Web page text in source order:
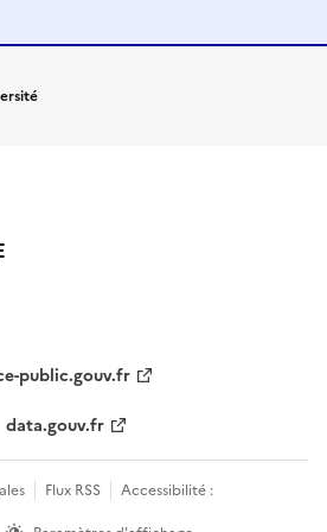
public.gouv.fr
data.gouv.fr
Flux RSS
Accessibilité :